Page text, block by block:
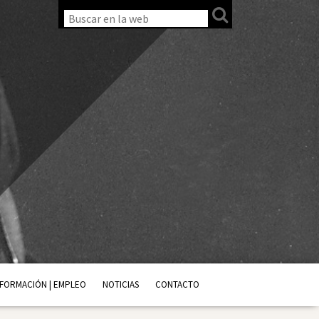
FORMACIÓN | EMPLEO NOTICIAS CONTACTO